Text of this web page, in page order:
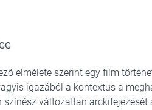
elmélete szerint egy film
igazából a kontextus a
színész változatlan arckifejezését